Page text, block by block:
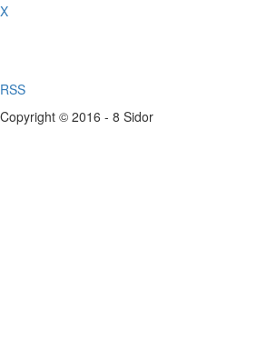
X
RSS
Copyright © 2016 - 8 Sidor